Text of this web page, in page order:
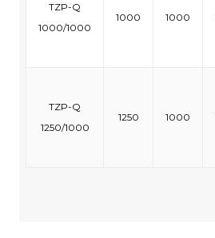
TZP-Q
1000/1000
1000 1000
TZP-Q
1250/1000
1250 1000